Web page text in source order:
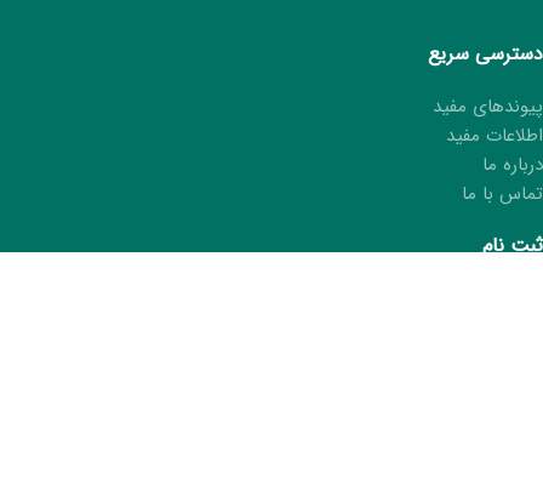
دسترسی سریع
پیوندهای مفید
اطلاعات مفید
درباره ما
تماس با ما
ثبت نام